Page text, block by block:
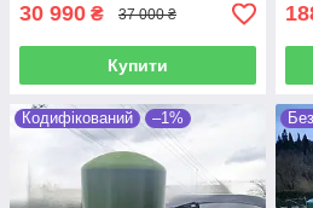
30 990 ₴ 37 000 ₴
Купити
Кодифікований –1%